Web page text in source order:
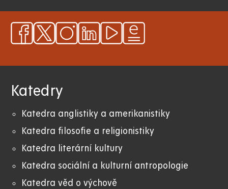
Katedry
Katedra anglistiky a amerikanistiky
Katedra filosofie a religionistiky
Katedra literární kultury
Katedra sociální a kulturní antropologie
Katedra věd o výchově